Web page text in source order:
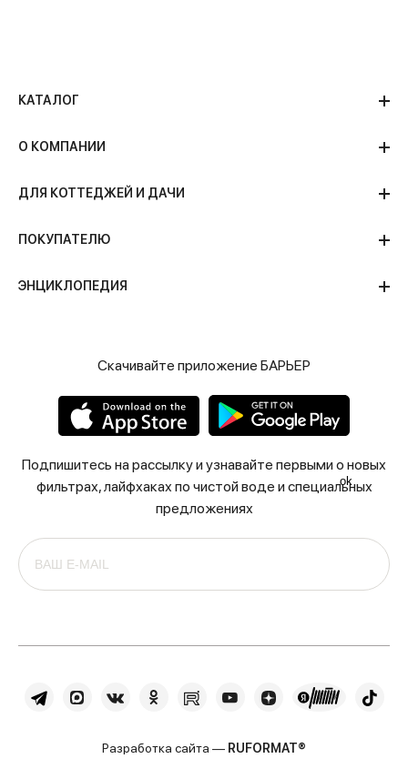
КАТАЛОГ
О КОМПАНИИ
ДЛЯ КОТТЕДЖЕЙ И ДАЧИ
ПОКУПАТЕЛЮ
ЭНЦИКЛОПЕДИЯ
Скачивайте приложение БАРЬЕР
Подпишитесь на рассылку и узнавайте первыми о новых
фильтрах, лайфхаках по чистой воде и специальных
предложениях
ok
Разработка сайта — RUFORMAT®